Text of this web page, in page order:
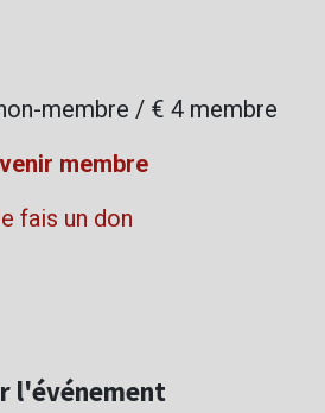
membre / € 4 membre
membre
fais un don
l'événement